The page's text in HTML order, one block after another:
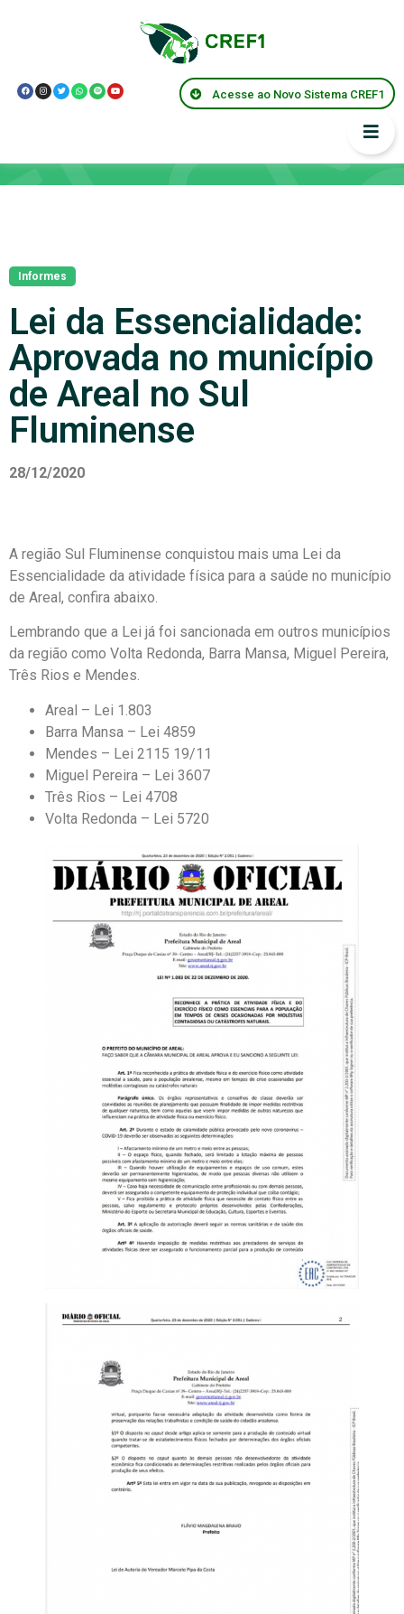
Acesse ao Novo Sistema CREF1
Informes
Lei da Essencialidade:
Aprovada no município
de Areal no Sul
Fluminense
28/12/2020
A região Sul Fluminense conquistou mais uma Lei da
Essencialidade da atividade física para a saúde no município
de Areal, confira abaixo.
Lembrando que a Lei já foi sancionada em outros municípios
da região como Volta Redonda, Barra Mansa, Miguel Pereira,
Três Rios e Mendes.
Areal – Lei 1.803
Barra Mansa – Lei 4859
Mendes – Lei 2115 19/11
Miguel Pereira – Lei 3607
Três Rios – Lei 4708
Volta Redonda – Lei 5720